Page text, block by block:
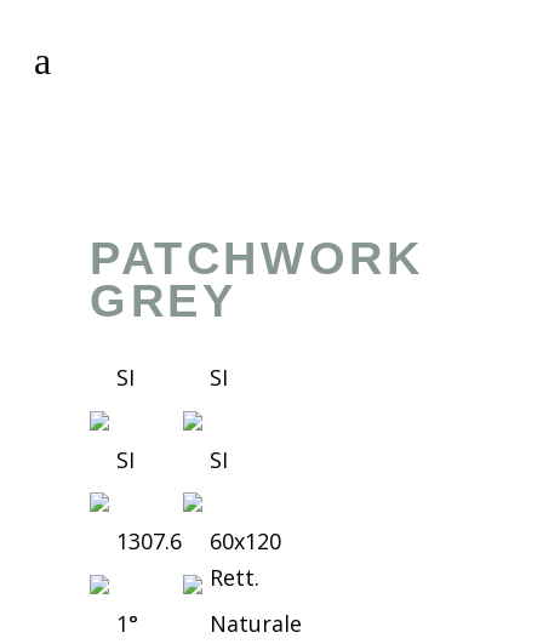
PATCHWORK
GREY
SI SI
SI SI
1307.6
60x120
Rett.
1°
Naturale